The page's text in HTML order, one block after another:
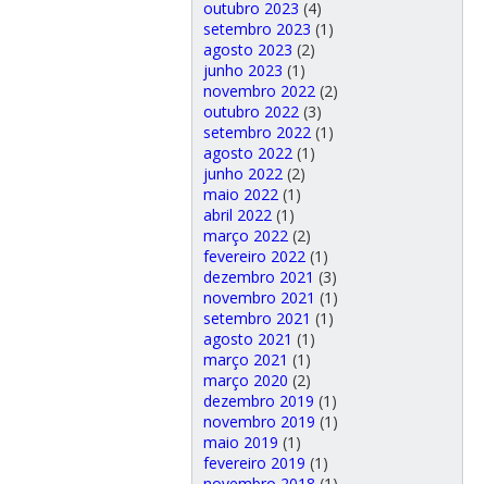
outubro 2023 (4)
setembro 2023 (1)
agosto 2023 (2)
junho 2023 (1)
novembro 2022 (2)
outubro 2022 (3)
setembro 2022 (1)
agosto 2022 (1)
junho 2022 (2)
maio 2022 (1)
abril 2022 (1)
março 2022 (2)
fevereiro 2022 (1)
dezembro 2021 (3)
novembro 2021 (1)
setembro 2021 (1)
agosto 2021 (1)
março 2021 (1)
março 2020 (2)
dezembro 2019 (1)
novembro 2019 (1)
maio 2019 (1)
fevereiro 2019 (1)